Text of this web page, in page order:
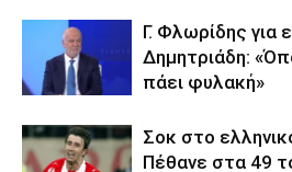
Γ. Φλωρίδης για
Δημητριάδη:
πάει φυλακή»
Σοκ στο
Πέθανε στα 49